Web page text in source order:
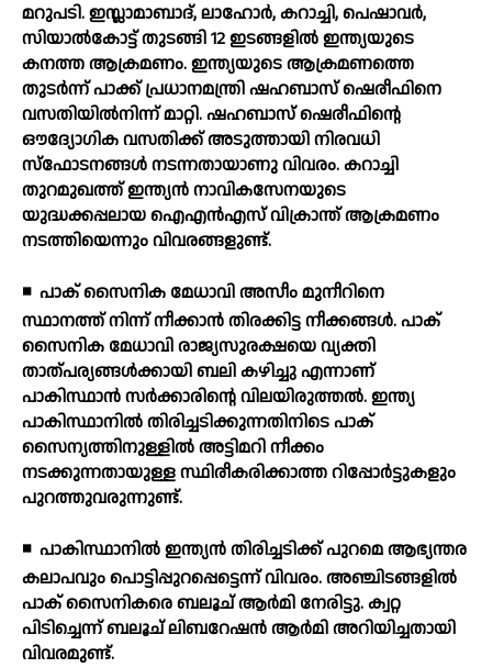
മറുപടി. ഇസ്ലാമാബാദ്, ലാഹോര്‍, കറാച്ചി, പെഷാവര്‍,
സിയാല്‍കോട്ട് തുടങ്ങി 12 ഇടങ്ങളില്‍ ഇന്ത്യയുടെ
കനത്ത ആക്രമണം. ഇന്ത്യയുടെ ആക്രമണത്തെ
തുടര്‍ന്ന് പാക്ക് പ്രധാനമന്ത്രി ഷഹബാസ് ഷെരീഫിനെ
വസതിയില്‍നിന്ന് മാറ്റി. ഷഹബാസ് ഷെരീഫിന്റെ
ഔദ്യോഗിക വസതിക്ക് അടുത്തായി നിരവധി
സ്ഫോടനങ്ങള്‍ നടന്നതായാണു വിവരം. കറാച്ചി
തുറമുഖത്ത് ഇന്ത്യന്‍ നാവികസേനയുടെ
യുദ്ധക്കപ്പലായ ഐഎന്‍എസ് വിക്രാന്ത് ആക്രമണം
നടത്തിയെന്നും വിവരങ്ങളുണ്ട്.
◾ പാക് സൈനിക മേധാവി അസീം മുനീറിനെ
സ്ഥാനത്ത് നിന്ന് നീക്കാന്‍ തിരക്കിട്ട നീക്കങ്ങള്‍. പാക്
സൈനിക മേധാവി രാജ്യസുരക്ഷയെ വ്യക്തി
താത്പര്യങ്ങള്‍ക്കായി ബലി കഴിച്ചു എന്നാണ്
പാകിസ്ഥാന്‍ സര്‍ക്കാരിന്റെ വിലയിരുത്തല്‍. ഇന്ത്യ
പാകിസ്ഥാനില്‍ തിരിച്ചടിക്കുന്നതിനിടെ പാക്
സൈന്യത്തിനുള്ളില്‍ അട്ടിമറി നീക്കം
നടക്കുന്നതായുള്ള സ്ഥിരീകരിക്കാത്ത റിപ്പോര്‍ട്ടുകളും
പുറത്തുവരുന്നുണ്ട്.
◾ പാകിസ്ഥാനില്‍ ഇന്ത്യന്‍ തിരിച്ചടിക്ക് പുറമെ ആഭ്യന്തര
കലാപവും പൊട്ടിപ്പുറപ്പെട്ടെന്ന് വിവരം. അഞ്ചിടങ്ങളില്‍
പാക് സൈനികരെ ബലൂച് ആര്‍മി നേരിട്ടു. ക്വറ്റ
പിടിച്ചെന്ന് ബലൂച് ലിബറേഷന്‍ ആര്‍മി അറിയിച്ചതായി
വിവരമുണ്ട്.